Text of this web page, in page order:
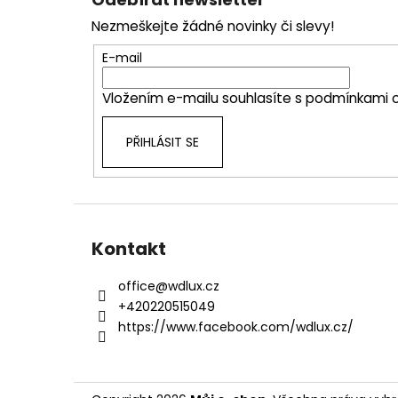
Nezmeškejte žádné novinky či slevy!
E-mail
Vložením e-mailu souhlasíte s podmínkami
PŘIHLÁSIT SE
Kontakt
office@wdlux.cz
+420220515049
https://www.facebook.com/wdlux.cz/